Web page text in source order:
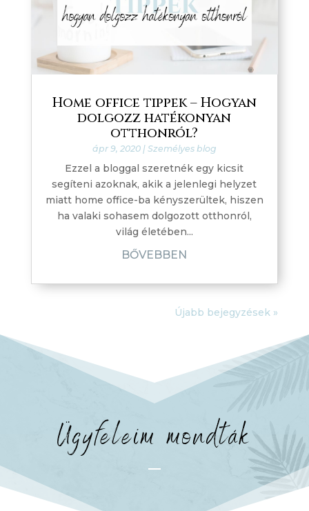
Home office tippek – Hogyan
dolgozz hatékonyan
otthonról?
ápr 9, 2020| Személyes blog
Ezzel a bloggal szeretnék egy kicsit
segíteni azoknak, akik a jelenlegi helyzet
miatt home office-ba kényszerültek, hiszen
ha valaki sohasem dolgozott otthonról,
világ életében...
BŐVEBBEN
Újabb bejegyzések »
Ügyfeleim mondták